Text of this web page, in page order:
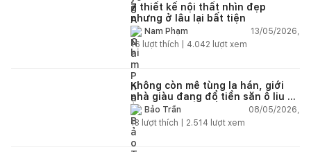
7 thiết kế nội thất nhìn đẹp
nhưng ở lâu lại bất tiện
Nam Phạm
13/05/2026,
16 lượt thích | 4.042 lượt xem
Không còn mê tùng la hán, giới
nhà giàu đang đổ tiền săn ô liu cổ
thụ từ châu Âu về ban công
Bảo Trần
08/05/2026,
13 lượt thích | 2.514 lượt xem